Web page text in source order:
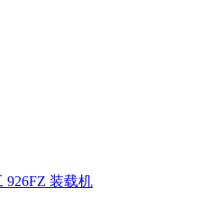
926FZ 装载机